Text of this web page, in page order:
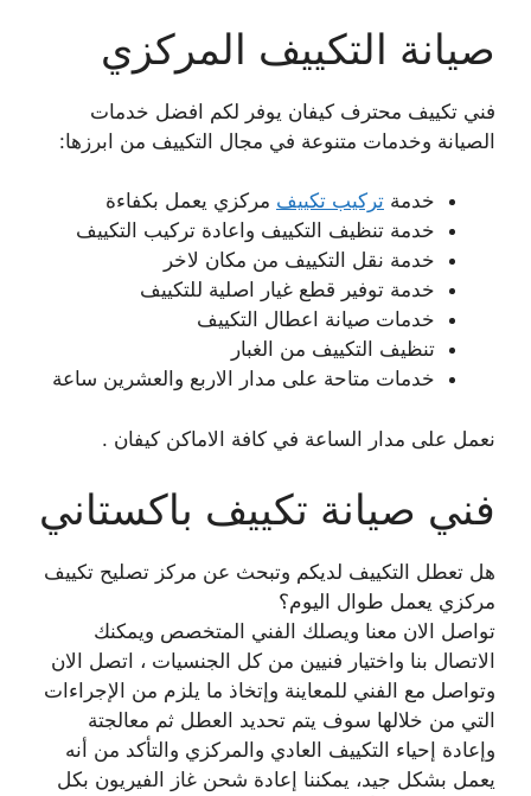
صيانة التكييف المركزي
فني تكييف محترف كيفان يوفر لكم افضل خدمات
الصيانة وخدمات متنوعة في مجال التكييف من ابرزها:
خدمة تركيب تكييف مركزي يعمل بكفاءة
خدمة تنظيف التكييف واعادة تركيب التكييف
خدمة نقل التكييف من مكان لاخر
خدمة توفير قطع غيار اصلية للتكييف
خدمات صيانة اعطال التكييف
تنظيف التكييف من الغبار
خدمات متاحة على مدار الاربع والعشرين ساعة
نعمل على مدار الساعة في كافة الاماكن كيفان .
فني صيانة تكييف باكستاني
هل تعطل التكييف لديكم وتبحث عن مركز تصليح تكييف
مركزي يعمل طوال اليوم؟
تواصل الان معنا ويصلك الفني المتخصص ويمكنك
الاتصال بنا واختيار فنيين من كل الجنسيات ، اتصل الان
وتواصل مع الفني للمعاينة وإتخاذ ما يلزم من الإجراءات
التي من خلالها سوف يتم تحديد العطل ثم معالجتة
وإعادة إحياء التكييف العادي والمركزي والتأكد من أنه
يعمل بشكل جيد، يمكننا إعادة شحن غاز الفيريون بكل